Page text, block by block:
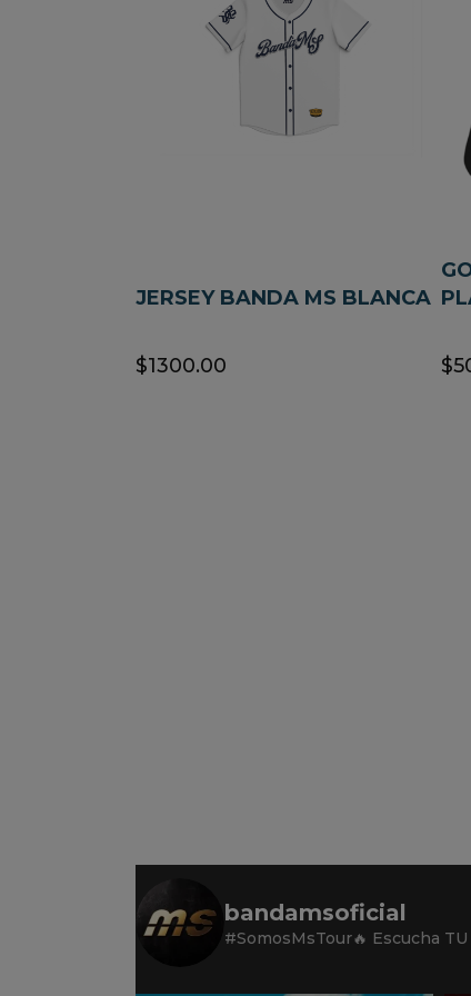
JERSEY BANDA MS BLANCA
$1300.00
bandamsoficial
#SomosMsTour🔥 Escucha TU